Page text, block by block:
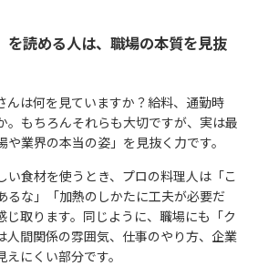
を読める人は、職場の本質を見抜
んは何を見ていますか？給料、通勤時
。もちろんそれらも大切ですが、実は最
業界の本当の姿」を見抜く力です。
い食材を使うとき、プロの料理人は「こ
るな」「加熱のしかたに工夫が必要だ
じ取ります。同じように、職場にも「ク
人間関係の雰囲気、仕事のやり方、企業
にくい部分です。